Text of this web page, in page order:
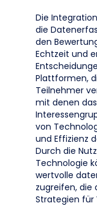
Die
die
den
Echtzeit und
Plattformen,
Teilnehmer
mit denen
von
und Effizienz
Durch die
Technologie
wertvolle
zugreifen, die
Strategien für